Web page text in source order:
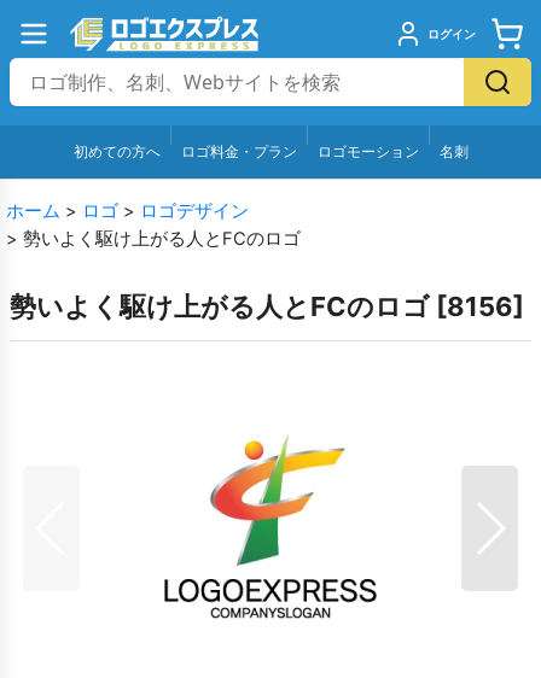
ログイン
初めての方へ ロゴ料金・プラン ロゴモーション 名刺
ホーム > ロゴ > ロゴデザイン
> 勢いよく駆け上がる人とFCのロゴ
勢いよく駆け上がる人とFCのロゴ [8156]